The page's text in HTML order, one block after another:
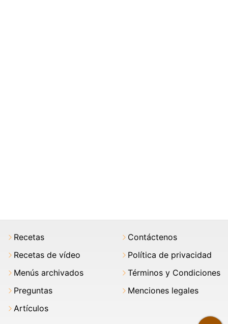
Recetas
Recetas de vídeo
Menús archivados
Preguntas
Artículos
Contáctenos
Política de privacidad
Términos y Condiciones
Menciones legales